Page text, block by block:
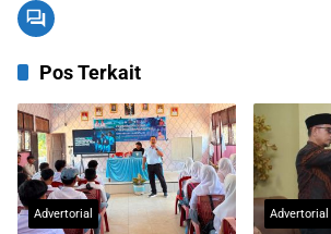
Pos Terkait
Advertorial Advertorial